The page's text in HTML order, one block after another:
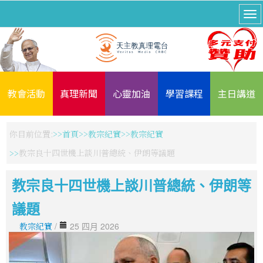
教會活動 真理新聞 心靈加油 學習課程 主日講道
你目前位置: 首頁 教宗紀實
教宗紀實
教宗良十四世機上談川普總統、伊朗等議題
教宗良十四世機上談川普總統、伊朗等
議題
教宗紀實 / 25 四月 2026